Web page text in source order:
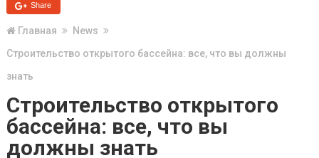
Share
Главная
News
Строительство открытого бассейна: все, что вы должны
знать
Строительство открытого
бассейна: все, что вы
должны знать